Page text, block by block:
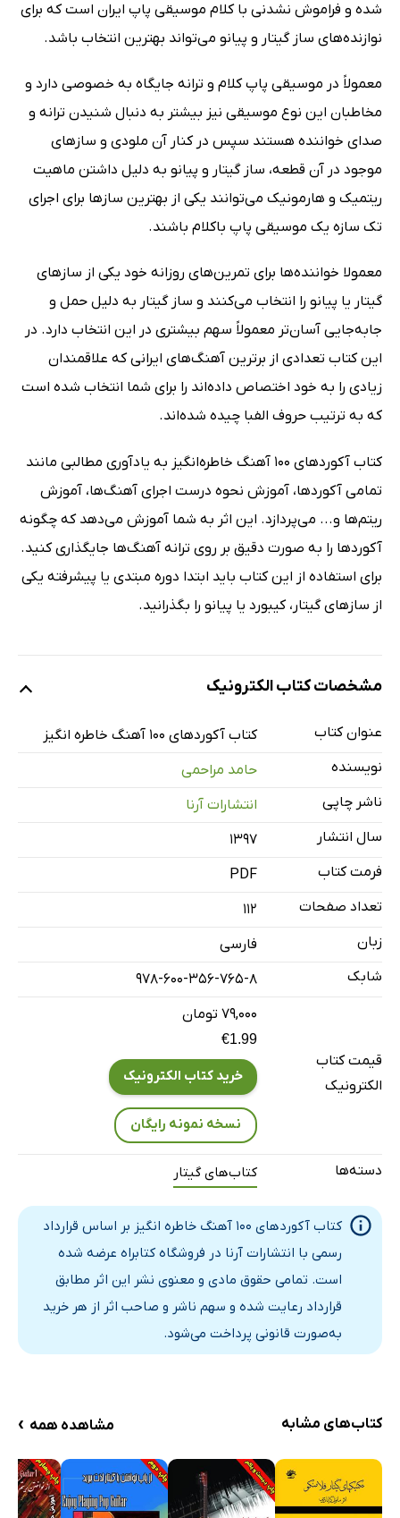
شده و فراموش نشدنی با کلام موسیقی پاپ ایران است که برای
نوازنده‌های ساز گیتار و پیانو می‌تواند بهترین انتخاب باشد.
معمولاً در موسیقی پاپ کلام و ترانه جایگاه به خصوصی دارد و
مخاطبان این نوع موسیقی نیز بیشتر به دنبال شنیدن ترانه و
صدای خواننده هستند سپس در کنار آن ملودی و سازهای
موجود در آن قطعه، ساز گیتار و پیانو به دلیل داشتن ماهیت
ریتمیک و هارمونیک می‌توانند یکی از بهترین سازها برای اجرای
تک سازه یک موسیقی پاپ باکلام باشند.
معمولا خواننده‌ها برای تمرین‌های روزانه خود یکی از سازهای
گیتار یا پیانو را انتخاب می‌کنند و ساز گیتار به دلیل حمل و
جابه‌‌جایی آسان‌تر معمولاً سهم بیشتری در این انتخاب دارد. در
این کتاب تعدادی از برترین آهنگ‌های ایرانی که علاقمندان
زیادی را به خود اختصاص داده‌اند را برای شما انتخاب شده است
که به ترتیب حروف الفبا چیده شده‌اند.
کتاب آکوردهای 100 آهنگ خاطره‌انگیز به یادآوری مطالبی مانند
تمامی آکوردها، آموزش نحوه درست اجرای آهنگ‌ها، آموزش
ریتم‌ها و... می‌پردازد. این اثر به شما آموزش می‌دهد که چگونه
آکوردها را به صورت دقیق بر روی ترانه آهنگ‌ها جایگذاری کنید.
برای استفاده از این کتاب باید ابتدا دوره مبتدی یا پیشرفته یکی
از سازهای گیتار، کیبورد یا پیانو را بگذرانید.
مشخصات کتاب الکترونیک
عنوان کتاب
کتاب آکوردهای 100 آهنگ خاطره انگیز
نویسنده
حامد مراحمی
ناشر چاپی
انتشارات آرنا
سال انتشار
۱۳۹۷
فرمت کتاب
PDF
تعداد صفحات
112
زبان
فارسی
شابک
978-600-356-765-8
قیمت کتاب
الکترونیک
۷۹,۰۰۰ تومان
€1.99
خرید کتاب الکترونیک
نسخه نمونه رایگان
دسته‌ها کتاب‌های گیتار
کتاب آکوردهای 100 آهنگ خاطره انگیز بر اساس قرارداد
رسمی با انتشارات آرنا در فروشگاه کتابراه عرضه شده
است. تمامی حقوق مادی و معنوی نشر این اثر مطابق
قرارداد رعایت شده و سهم ناشر و صاحب اثر از هر خرید
به‌صورت قانونی پرداخت می‌شود.
کتاب‌های مشابه مشاهده همه ›